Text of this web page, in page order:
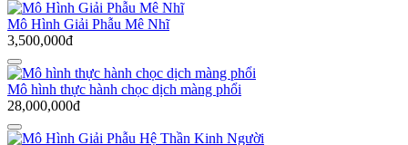
Mô Hình Giải Phẫu Mê Nhĩ
3,500,000đ
Mô hình thực hành chọc dịch màng phổi
28,000,000đ